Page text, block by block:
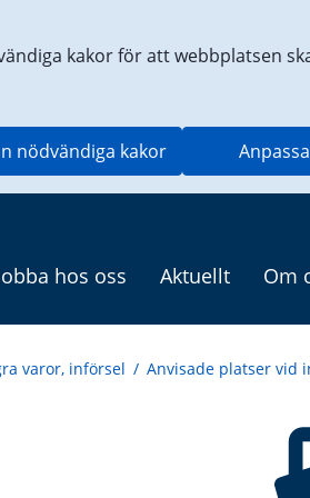
kakor för att webbplatsen
nödvändiga kakor
hos oss Aktuellt Om
varor, införsel / Anvisade platser vid